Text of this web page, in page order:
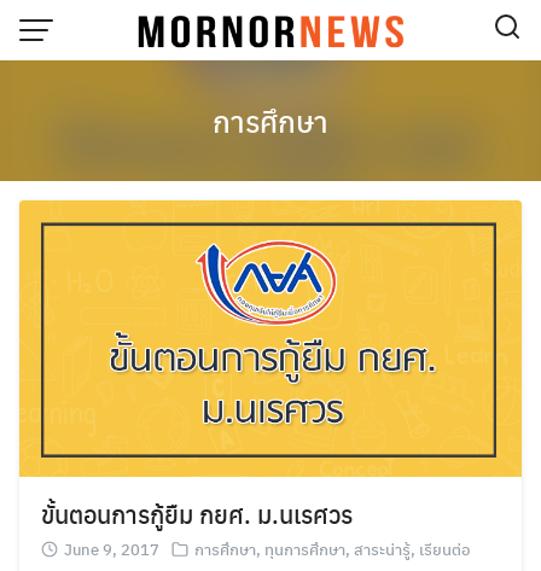
Skip
การศึกษา
ขั้นตอนการกู้ยืม กยศ. ม.นเรศวร
June 9, 2017 การศึกษา, ทุนการศึกษา, สาระน่ารู้, เรียนต่อ